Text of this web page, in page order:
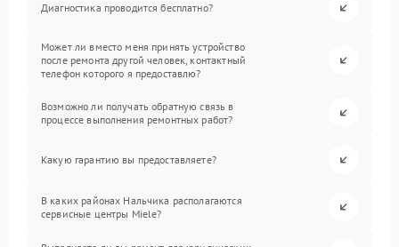
Диагностика проводится бесплатно?
Может ли вместо меня принять устройство
после ремонта другой человек, контактный
телефон которого я предоставлю?
Возможно ли получать обратную связь в
процессе выполнения ремонтных работ?
Какую гарантию вы предоставляете?
В каких районах Нальчика располагаются
сервисные центры Miele?